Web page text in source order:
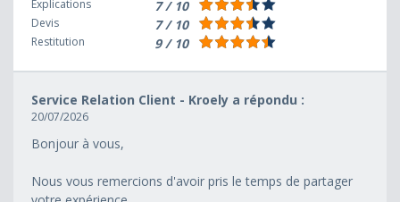
Explications 7 / 10
Devis 7 / 10
Restitution 9 / 10
Service Relation Client - Kroely a répondu :
20/07/2026
Bonjour à vous,
Nous vous remercions d'avoir pris le temps de partager